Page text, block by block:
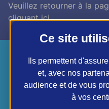
Veuillez retourner à la
cliquantici
Suivez nos réseaux
Ce site
Ils permettent
et, avec nos
audience et de vous
à vos